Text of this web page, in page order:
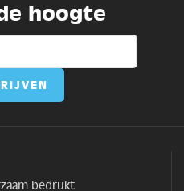
hoogte
bedrukt